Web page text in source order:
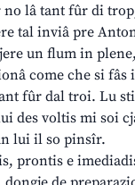
no lâ tant fûr di
tal inviâ pre
un flum in
come che si fâs
fûr dal troi. Lu
des voltis mi soi
lui il so pinsîr.
prontis e